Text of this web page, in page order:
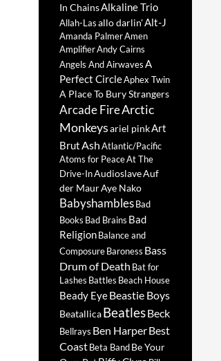
In ChainsAlkaline Trio
Allah-Lasallo darlin'Alt-J
Amanda PalmerAmen
AmplifierAndy Cairns
Angels And AirwavesA
Perfect CircleAphex Twin
A Place To Bury Strangers
Arcade FireArctic
Monkeysariel pinkArt
BrutAshAtlantic/Pacific
Atoms for PeaceAt The
Drive-InAudioslaveAuf
der MaurAye Nako
BabyshamblesBad
Books Bad Brains Bad
ReligionBalance and
ComposureBaroness Bass
Drum of Death Bat for
Lashes Battles Beach House
Beady EyeBeastie Boys
BeatallicaBeatlesBeck
Bellrays Ben HarperBest
CoastBeta BandBe Your